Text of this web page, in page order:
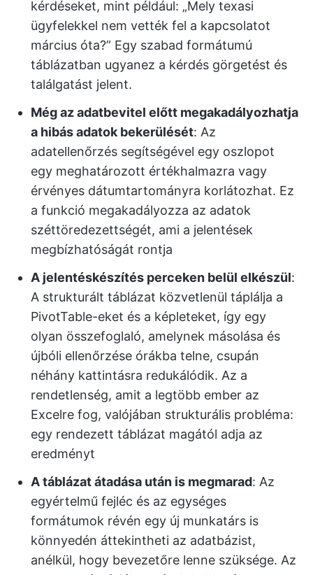
kérdéseket, mint például: „Mely texasi
ügyfelekkel nem vették fel a kapcsolatot
március óta?” Egy szabad formátumú
táblázatban ugyanez a kérdés görgetést és
találgatást jelent.
Még az adatbevitel előtt megakadályozhatja
a hibás adatok bekerülését: Az
adatellenőrzés segítségével egy oszlopot
egy meghatározott értékhalmazra vagy
érvényes dátumtartományra korlátozhat. Ez
a funkció megakadályozza az adatok
széttöredezettségét, ami a jelentések
megbízhatóságát rontja
A jelentéskészítés perceken belül elkészül:
A strukturált táblázat közvetlenül táplálja a
PivotTable-eket és a képleteket, így egy
olyan összefoglaló, amelynek másolása és
újbóli ellenőrzése órákba telne, csupán
néhány kattintásra redukálódik. Az a
rendetlenség, amit a legtöbb ember az
Excelre fog, valójában strukturális probléma:
egy rendezett táblázat magától adja az
eredményt
A táblázat átadása után is megmarad: Az
egyértelmű fejléc és az egységes
formátumok révén egy új munkatárs is
könnyedén áttekintheti az adatbázist,
anélkül, hogy bevezetőre lenne szüksége. Az